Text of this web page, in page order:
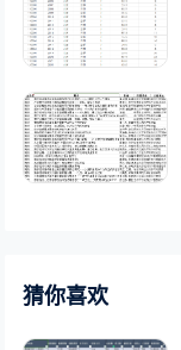
猜你喜欢